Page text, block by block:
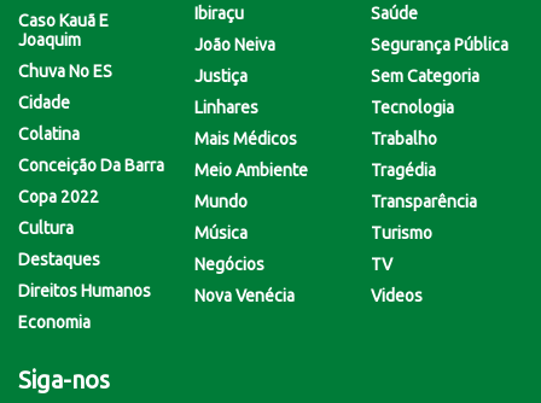
Caso Kauã E
Joaquim
Chuva No ES
Cidade
Colatina
Conceição Da Barra
Copa 2022
Cultura
Destaques
Direitos Humanos
Economia
Ibiraçu
João Neiva
Justiça
Linhares
Mais Médicos
Meio Ambiente
Mundo
Música
Negócios
Nova Venécia
Saúde
Segurança Pública
Sem Categoria
Tecnologia
Trabalho
Tragédia
Transparência
Turismo
TV
Videos
Siga-nos